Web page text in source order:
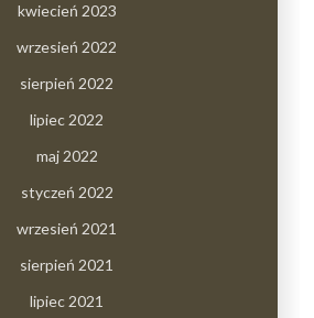
kwiecień 2023
wrzesień 2022
sierpień 2022
lipiec 2022
maj 2022
styczeń 2022
wrzesień 2021
sierpień 2021
lipiec 2021